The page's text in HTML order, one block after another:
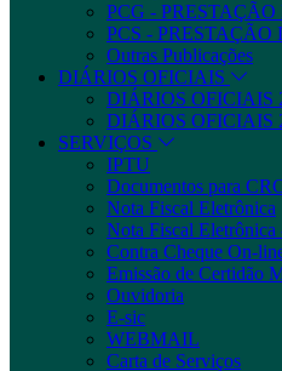
PCG -
PCS -
Outras Publicações
DIÁRIOS OFICIAIS
DIÁRIOS OFICIAIS
DIÁRIOS OFICIAIS
SERVIÇOS
IPTU
Documentos para
Nota Fiscal Eletrônica
Nota Fiscal
Contra Cheque On-
Emissão de Certidão
Ouvidoria
E-sic
WEBMAIL
Carta de Serviços